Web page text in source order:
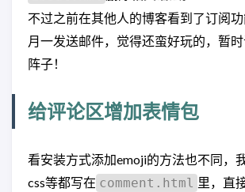
不过之前在其他人的博客看到了订阅
月一发送邮件，觉得还蛮好玩的，暂
阵子！
给评论区增加表情包
看安装方式添加emoji的方法也不同，
css等都写在 comment.html 里，直